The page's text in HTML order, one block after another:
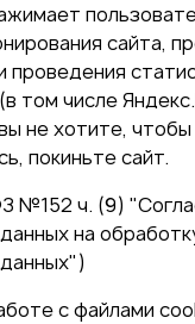
сайта,
проведения
том числе
не хотите,
покиньте сайт.
№152 ч. (9)
на
с файлами